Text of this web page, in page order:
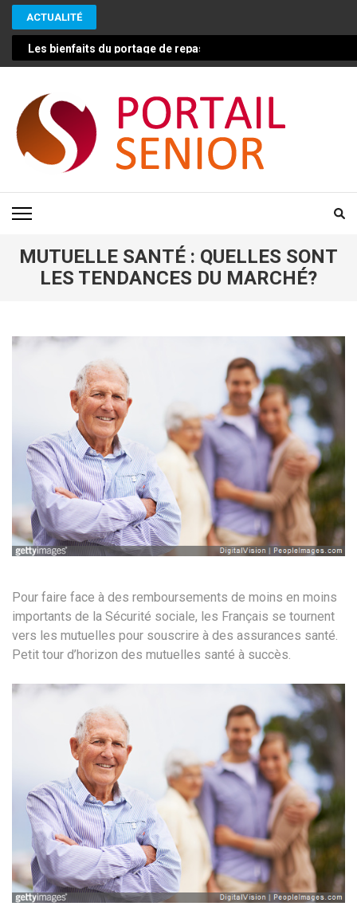
Aller
contenu
(Pressez
ACTUALITÉ
Les bienfaits du portage de repas pour les seniors : une
PORTAIL SENIOR
MUTUELLE SANTÉ : QUELLES SONT
LES TENDANCES DU MARCHÉ?
Pour faire face à des remboursements de moins en moins
importants de la Sécurité sociale, les Français se tournent
vers les mutuelles pour souscrire à des assurances santé.
Petit tour d’horizon des mutuelles santé à succès.